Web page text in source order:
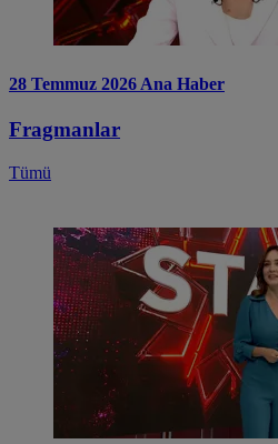
28 Temmuz 2026 Ana Haber
Fragmanlar
Tümü